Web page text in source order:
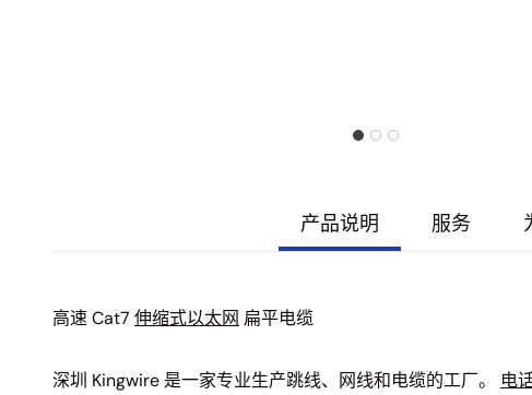
产品说明 服务
高速 Cat7 伸缩式以太网 扁平电缆
深圳 Kingwire 是一家专业生产跳线、网线和电缆的工厂。 电